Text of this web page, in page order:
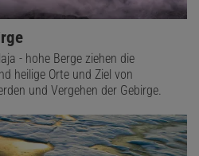
- hohe Berge ziehen die
heilige Orte und Ziel von
und Vergehen der Gebirge.